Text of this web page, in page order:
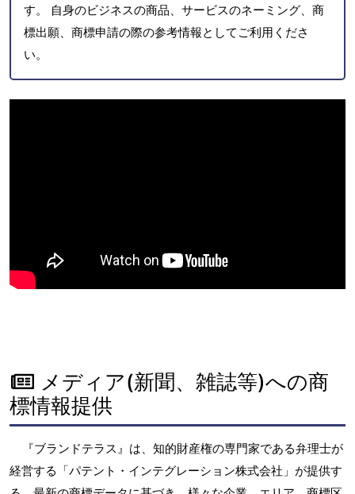
す。 自身のビジネスの商品、サービスのネーミング、商
標出願、商標申請の際の参考情報としてご利用くださ
い。
メディア(新聞、雑誌等)への商
標情報提供
『ブランドテラス』は、知的財産権の専門家である弁理士が
経営する「パテント・インテグレーション株式会社」が提供す